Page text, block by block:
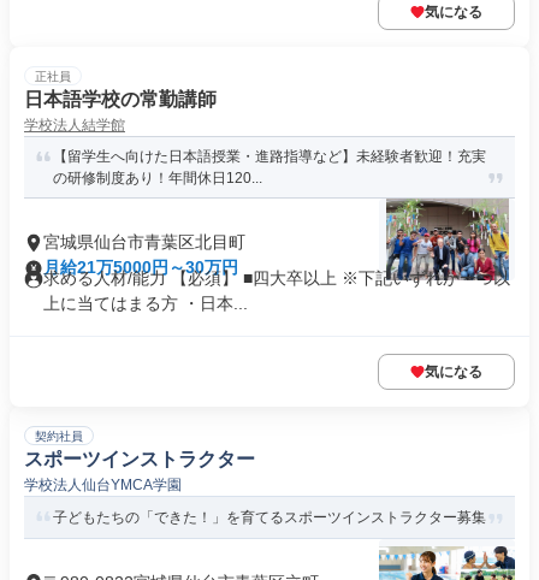
気になる
正社員
日本語学校の常勤講師
学校法人結学館
【留学生へ向けた日本語授業・進路指導など】未経験者歓迎！充実
の研修制度あり！年間休日120...
宮城県仙台市青葉区北目町
月給21万5000円～30万円
求める人材/能力 【必須】 ■四大卒以上 ※下記いずれか一つ以
上に当てはまる方 ・日本...
気になる
契約社員
スポーツインストラクター
学校法人仙台YMCA学園
子どもたちの「できた！」を育てるスポーツインストラクター募集